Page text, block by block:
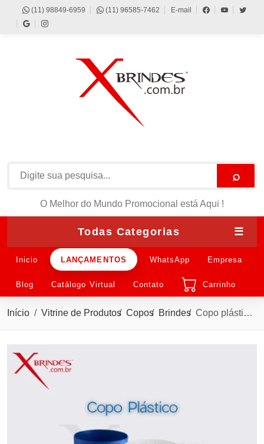
(11) 98849-6959 (11) 96585-7462 E-mail
⌕
O Melhor do Mundo Promocional está Aqui !
Todas Categorias ☰
Inicio LANÇAMENTOS WhatsApp Empresa
Blog Catálogo Virtual Contato Carrinho
Início Vitrine de Produtos Copos Brindes Copo plástico de 420ml com acabamento fosco leitoso X14941L